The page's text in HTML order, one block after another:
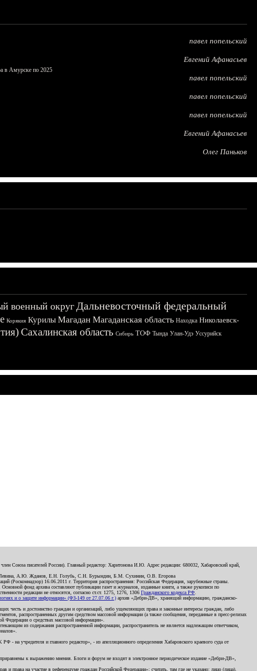
павел попельский
Евгений Афанасьев
в Амурске по 2025
павел попельский
павел попельский
павел попельский
Евгений Афанасьев
Олег Паньков
военный округДальневосточный федеральный
Корякия Курилы Магадан Магаданская область Находка Николаевск-
Сахалинская область Сибирь ТОФ Тында Улан-Удэ Уссурийск
Союза писателей России). Главный редактор: Харитонова И.Ю. Адрес редакции: 680032, Хабаровский край,
Левина, А.Ю. Жданов, Е.Н. Голубь, С.Н. Бурындин, Б.М. Сухинин, О.В. Егорова
(Роскомнадзор) 16.06.2011 г. Территория распространения: Российская Федерация, зарубежные страны.
Основной фонд архива составляют публикации газет и журналов, изданные книги, а также рукописи по
редакции не относятся, согласно ст.ст. 1275, 1276, 1306 Гражданского кодекса РФ
и о защите информации» (ФЗ-149 от 27.07.06 г.) архив «Дебри-ДВ», хранящий информацию, гражданско-
честь и достоинство граждан и организаций, либо ущемляющих права и законные интересы граждан, либо
распространенных другим средством массовой информации (а также сообщения, переданные в пресс-релизах
Федерации о средствах массовой информации».
из содержания распространенной информации, распространитель не является надлежащим ответчиком,
на учредителя и главного редактор», - из апелляционного определения Хабаровского краевого суда от
к выражению мнения. Блоги и форум не входят в электронное периодическое издание «Дебри-ДВ»,
права на участие в референдуме граждан Российской Федерации»; считать, там где не указано: лицо (лица),